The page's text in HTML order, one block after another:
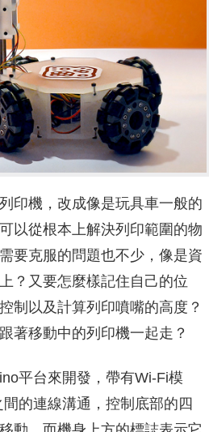
印機，改成像是玩具車一般的
以從根本上解決列印範圍的物
要克服的問題也不少，像是資
？又要怎麼樣記住自己的位
制以及計算列印噴嘴的高度？
著移動中的列印機一起走？
平台來開發，帶有Wi-Fi模
的連線溝通，控制底部的四